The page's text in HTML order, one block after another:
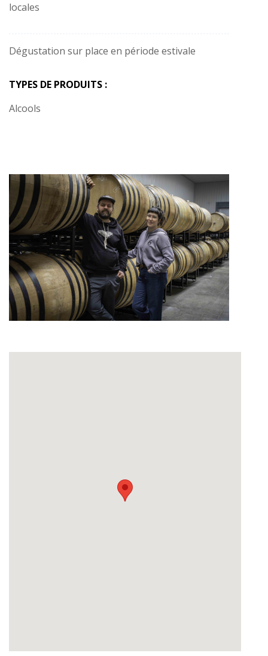
locales
Dégustation sur place en période estivale
TYPES DE PRODUITS :
Alcools